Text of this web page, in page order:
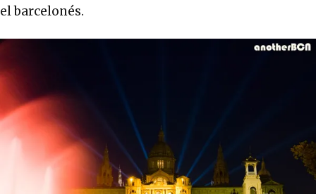
el barcelonés.